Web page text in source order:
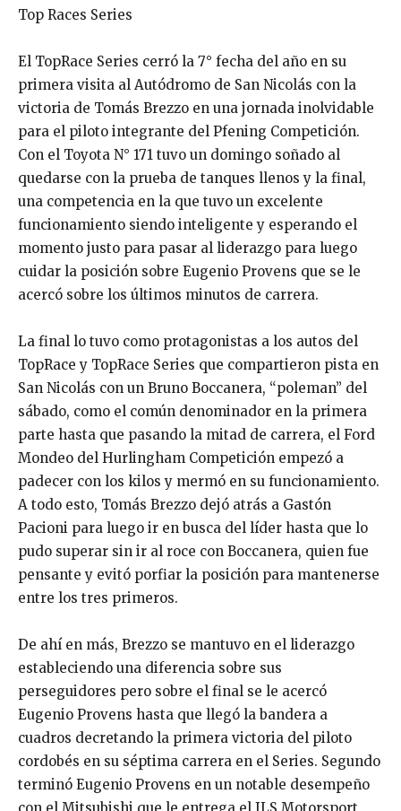
Top Races Series
El TopRace Series cerró la 7° fecha del año en su
primera visita al Autódromo de San Nicolás con la
victoria de Tomás Brezzo en una jornada inolvidable
para el piloto integrante del Pfening Competición.
Con el Toyota N° 171 tuvo un domingo soñado al
quedarse con la prueba de tanques llenos y la final,
una competencia en la que tuvo un excelente
funcionamiento siendo inteligente y esperando el
momento justo para pasar al liderazgo para luego
cuidar la posición sobre Eugenio Provens que se le
acercó sobre los últimos minutos de carrera.
La final lo tuvo como protagonistas a los autos del
TopRace y TopRace Series que compartieron pista en
San Nicolás con un Bruno Boccanera, “poleman” del
sábado, como el común denominador en la primera
parte hasta que pasando la mitad de carrera, el Ford
Mondeo del Hurlingham Competición empezó a
padecer con los kilos y mermó en su funcionamiento.
A todo esto, Tomás Brezzo dejó atrás a Gastón
Pacioni para luego ir en busca del líder hasta que lo
pudo superar sin ir al roce con Boccanera, quien fue
pensante y evitó porfiar la posición para mantenerse
entre los tres primeros.
De ahí en más, Brezzo se mantuvo en el liderazgo
estableciendo una diferencia sobre sus
perseguidores pero sobre el final se le acercó
Eugenio Provens hasta que llegó la bandera a
cuadros decretando la primera victoria del piloto
cordobés en su séptima carrera en el Series. Segundo
terminó Eugenio Provens en un notable desempeño